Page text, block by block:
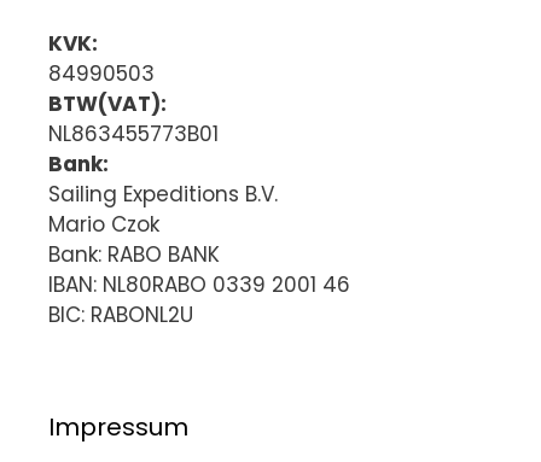
KVK:
84990503
BTW(VAT):
NL863455773B01
Bank:
Sailing Expeditions B.V.
Mario Czok
Bank: RABO BANK
IBAN: NL80RABO 0339 2001 46
BIC: RABONL2U
Impressum